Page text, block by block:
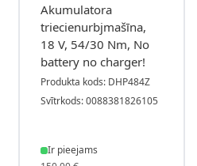
Akumulatora
triecienurbjmašīna,
18 V, 54/30 Nm, No
battery no charger!
Produkta kods: DHP484Z
Svītrkods: 0088381826105
Ir pieejams